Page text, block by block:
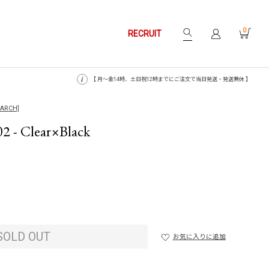
RECRUIT 0
【 月〜金14時、土日祝12時までにご注文で当日発送・発送無休 】
- Clear×Black
OUT お気に入りに追加